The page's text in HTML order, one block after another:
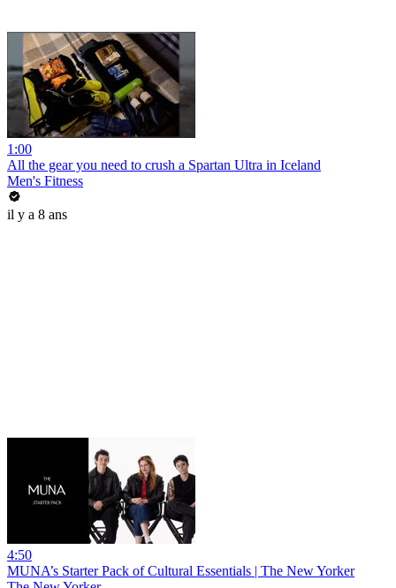
1:00
All the gear you need to crush a Spartan Ultra in Iceland
Men's Fitness
il y a 8 ans
4:50
MUNA’s Starter Pack of Cultural Essentials | The New Yorker